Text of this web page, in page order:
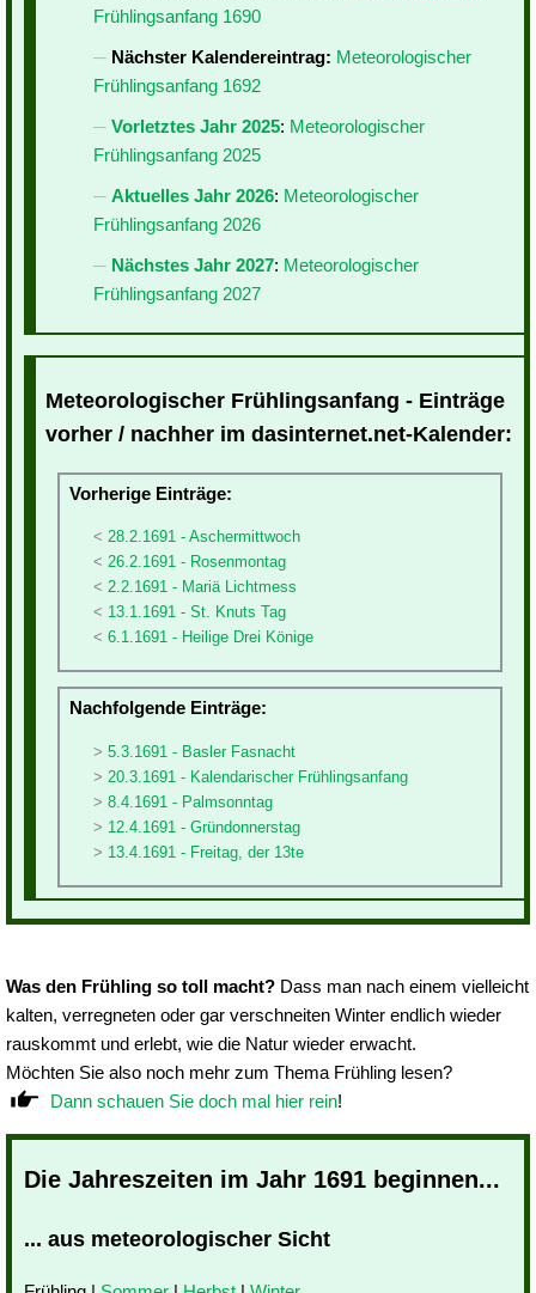
Frühlingsanfang 1690
Nächster Kalendereintrag: Meteorologischer
Frühlingsanfang 1692
Vorletztes Jahr 2025: Meteorologischer
Frühlingsanfang 2025
Aktuelles Jahr 2026: Meteorologischer
Frühlingsanfang 2026
Nächstes Jahr 2027: Meteorologischer
Frühlingsanfang 2027
Meteorologischer Frühlingsanfang - Einträge
vorher / nachher im dasinternet.net-Kalender:
Vorherige Einträge:
28.2.1691 - Aschermittwoch
26.2.1691 - Rosenmontag
2.2.1691 - Mariä Lichtmess
13.1.1691 - St. Knuts Tag
6.1.1691 - Heilige Drei Könige
Nachfolgende Einträge:
5.3.1691 - Basler Fasnacht
20.3.1691 - Kalendarischer Frühlingsanfang
8.4.1691 - Palmsonntag
12.4.1691 - Gründonnerstag
13.4.1691 - Freitag, der 13te
Was den Frühling so toll macht? Dass man nach einem vielleicht
kalten, verregneten oder gar verschneiten Winter endlich wieder
rauskommt und erlebt, wie die Natur wieder erwacht.
Möchten Sie also noch mehr zum Thema Frühling lesen?
Dann schauen Sie doch mal hier rein!
Die Jahreszeiten im Jahr 1691 beginnen...
... aus meteorologischer Sicht